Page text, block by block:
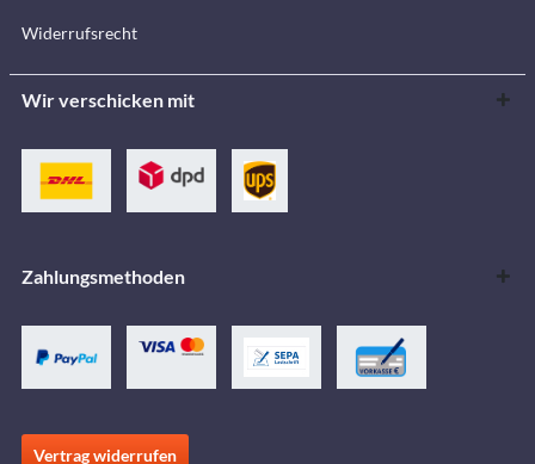
Widerrufsrecht
Wir verschicken mit
Zahlungsmethoden
Vertrag widerrufen